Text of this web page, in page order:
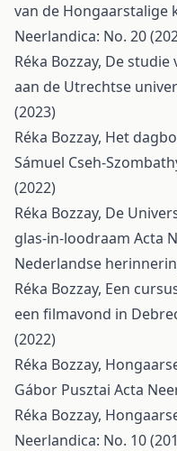
van de Hongaarstalige
Neerlandica: No. 20
Réka Bozzay, De studie
aan de Utrechtse
(2023)
Réka Bozzay, Het
Sámuel Cseh-
(2022)
Réka Bozzay, De
glas-in-loodraam Acta
Nederlandse
Réka Bozzay, Een
een filmavond in
(2022)
Réka Bozzay,
Gábor Pusztai Acta
Réka Bozzay,
Neerlandica: No. 10